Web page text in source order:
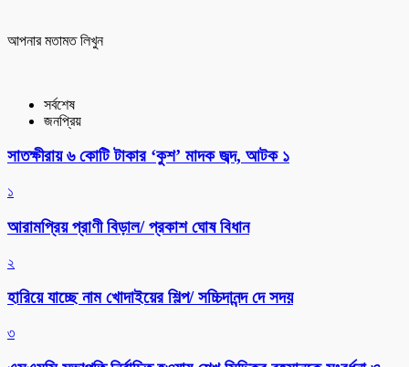
আপনার মতামত লিখুন
সর্বশেষ
জনপ্রিয়
সাতক্ষীরায় ৬ কোটি টাকার ‘কুশ’ মাদক জব্দ, আটক ১
১
আরামপ্রিয় প্রাণী বিড়াল/ প্রকাশ ঘোষ বিধান
২
হারিয়ে যাচ্ছে নাম খোদাইয়ের শিল্প/ সচ্চিদানন্দ দে সদয়
৩